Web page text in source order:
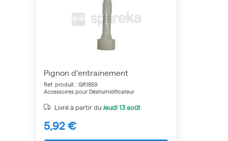
Pignon d'entrainement
Ref. produit : GR1859
Accessoires pour Déshumidificateur
Livré à partir duJeudi13 août
5,92 €